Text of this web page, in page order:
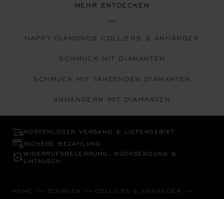
MEHR ENTDECKEN
HAPPY DIAMONDS COLLIERS & ANHÄNGER
SCHMUCK MIT DIAMANTEN
SCHMUCK MIT TANZENDEN DIAMANTEN
ANHÄNGERN MIT DIAMANTEN
KOSTENLOSER VERSAND & LIEFERGEBIET
SICHERE BEZAHLUNG
WIDERRUFS­BELEHRUNG, RÜCKSENDUNG &
UMTAUSCH
HOME SCHMUCK COLLIERS & ANHÄNGER